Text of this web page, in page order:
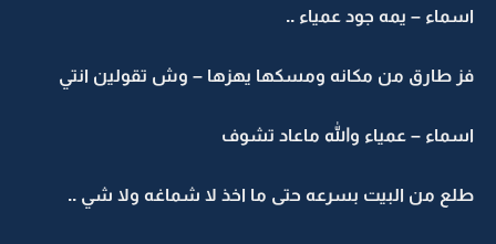
اسماء – يمه جود عمياء ..
فز طارق من مكانه ومسكها يهزها – وش تقولين انتي
اسماء – عمياء والله ماعاد تشوف
طلع من البيت بسرعه حتى ما اخذ لا شماغه ولا شي ..